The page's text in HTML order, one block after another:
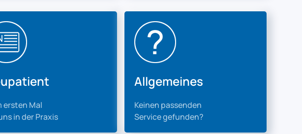
ersten Mal
in der Praxis
Allgemeines
Keinen passenden
Service gefunden?